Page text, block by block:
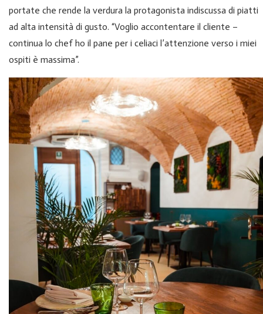
portate che rende la verdura la protagonista indiscussa di piatti
ad alta intensità di gusto. “Voglio accontentare il cliente –
continua lo chef ho il pane per i celiaci l’attenzione verso i miei
ospiti è massima”.